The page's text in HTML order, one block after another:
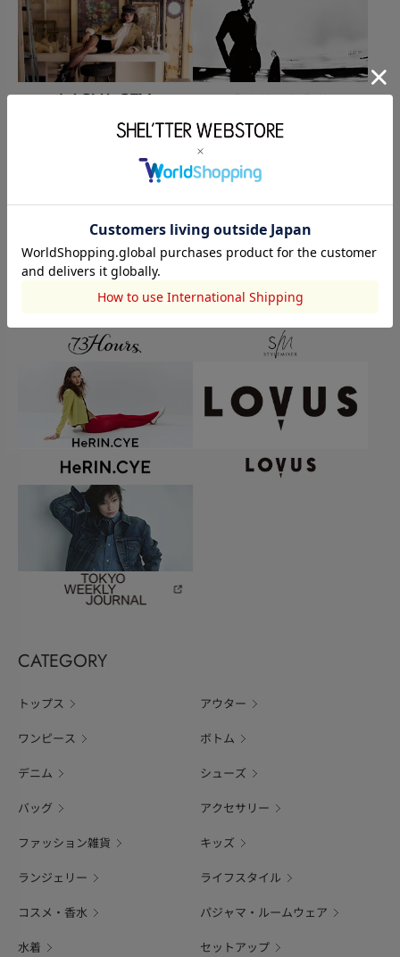
CATEGORY
トップス アウター
ワンピース ボトム
デニム シューズ
バッグ アクセサリー
ファッション雑貨 キッズ
ランジェリー ライフスタイル
コスメ・香水 パジャマ・ルームウェア
水着 セットアップ